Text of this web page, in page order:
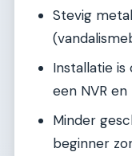
Stevig
Installatie
een NVR
Minder
beginner